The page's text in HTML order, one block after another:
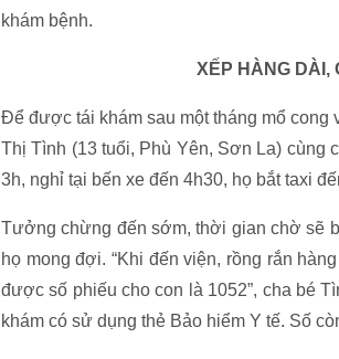
khám bệnh.
XẾP HÀNG DÀI,
Để được tái khám sau một tháng mổ cong
Thị Tình (13 tuổi, Phù Yên, Sơn La) cùng
3h, nghỉ tại bến xe đến 4h30, họ bắt taxi
Tưởng chừng đến sớm, thời gian chờ sẽ
họ mong đợi. “Khi đến viện, rồng rắn
được số phiếu cho con là 1052”, cha bé
khám có sử dụng thẻ Bảo hiểm Y tế. Số